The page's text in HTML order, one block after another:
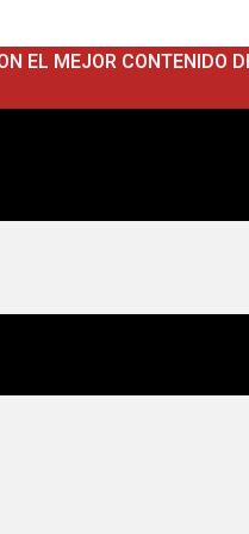
EL MEJOR CONTENIDO